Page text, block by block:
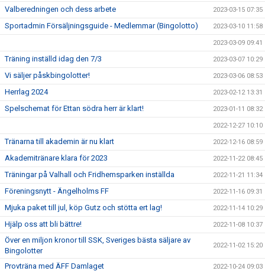
Valberedningen och dess arbete 2023-03-15 07:35
Sportadmin Försäljningsguide - Medlemmar (Bingolotto) 2023-03-10 11:58
2023-03-09 09:41
Träning inställd idag den 7/3 2023-03-07 10:29
Vi säljer påskbingolotter! 2023-03-06 08:53
Herrlag 2024 2023-02-12 13:31
Spelschemat för Ettan södra herr är klart! 2023-01-11 08:32
2022-12-27 10:10
Tränarna till akademin är nu klart 2022-12-16 08:59
Akademitränare klara för 2023 2022-11-22 08:45
Träningar på Valhall och Fridhemsparken inställda 2022-11-21 11:34
Föreningsnytt - Ängelholms FF 2022-11-16 09:31
Mjuka paket till jul, köp Gutz och stötta ert lag! 2022-11-14 10:29
Hjälp oss att bli bättre! 2022-11-08 10:37
Över en miljon kronor till SSK, Sveriges bästa säljare av
Bingolotter
2022-11-02 15:20
Provträna med ÄFF Damlaget 2022-10-24 09:03